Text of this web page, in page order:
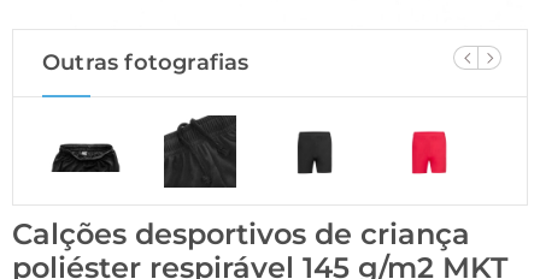
Outras fotografias
Calções desportivos de criança
poliéster respirável 145 g/m2 MKT